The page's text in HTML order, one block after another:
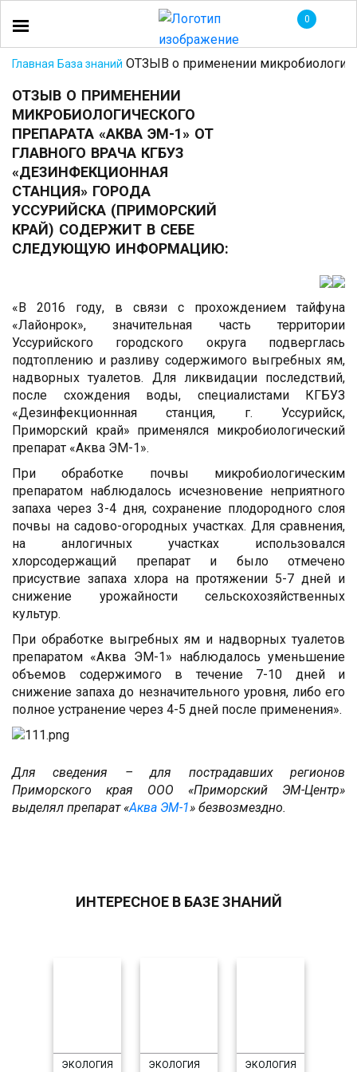
0
Главная База знаний ОТЗЫВ о применении
ОТЗЫВ О ПРИМЕНЕНИИ
МИКРОБИОЛОГИЧЕСКОГО
ПРЕПАРАТА «АКВА ЭМ-1» ОТ
ГЛАВНОГО ВРАЧА КГБУЗ
«ДЕЗИНФЕКЦИОННАЯ
СТАНЦИЯ» ГОРОДА
УССУРИЙСКА (ПРИМОРСКИЙ
КРАЙ) СОДЕРЖИТ В СЕБЕ
СЛЕДУЮЩУЮ ИНФОРМАЦИЮ:
«В 2016 году, в связи с прохождением тайфуна
«Лайонрок», значительная часть территории
Уссурийского городского округа подверглась
подтоплению и разливу содержимого выгребных ям,
надворных туалетов. Для ликвидации последствий,
после схождения воды, специалистами КГБУЗ
«Дезинфекционнная станция, г. Уссурийск,
Приморский край» применялся микробиологический
препарат «Аква ЭМ-1».
При обработке почвы микробиологическим
препаратом наблюдалось исчезновение неприятного
запаха через 3-4 дня, сохранение плодородного слоя
почвы на садово-огородных участках. Для сравнения,
на анлогичных участках использовался
хлорсодержащий препарат и было отмечено
присуствие запаха хлора на протяжении 5-7 дней и
снижение урожайности сельскохозяйственных
культур.
При обработке выгребных ям и надворных туалетов
препаратом «Аква ЭМ-1» наблюдалось уменьшение
объемов содержимого в течение 7-10 дней и
снижение запаха до незначительного уровня, либо его
полное устранение через 4-5 дней после применения».
Для сведения – для пострадавших регионов
Приморского края ООО «Приморский ЭМ-Центр»
выделял препарат «Аква ЭМ-1» безвозмездно.
ИНТЕРЕСНОЕ В БАЗЕ ЗНАНИЙ
ЭКОЛОГИЯ
ЭКОЛОГИЯ
ЭКОЛОГИЯ